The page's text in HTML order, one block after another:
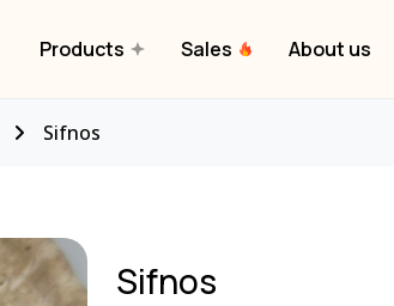
Products Sales About us
Sifnos
Sifnos